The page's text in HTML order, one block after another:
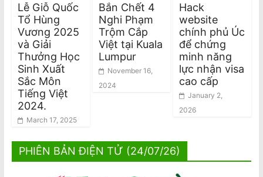
Lễ Giỗ Quốc
Tổ Hùng
Vương 2025
và Giải
Thưởng Học
Sinh Xuất
Sắc Môn
Tiếng Việt
2024.
March 17, 2025
Bắn Chết 4
Nghi Phạm
Trộm Cắp
Việt tại Kuala
Lumpur
November 16,
2024
Hack
website
chính phủ Úc
để chứng
minh năng
lực nhận visa
cao cấp
January 2,
2026
PHIÊN BẢN ĐIỆN TỬ (24/07/26)